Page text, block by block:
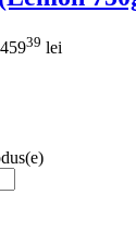
45939 lei